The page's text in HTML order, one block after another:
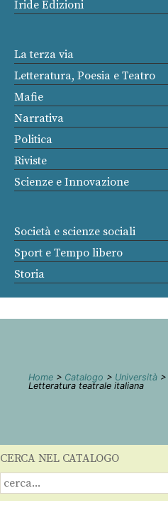
Iride Edizioni
La terza via
Letteratura, Poesia e Teatro
Mafie
Narrativa
Politica
Riviste
Scienze e Innovazione
Società e scienze sociali
Sport e Tempo libero
Storia
Home > Catalogo > Università >
Letteratura teatrale italiana
CERCA NEL CATALOGO